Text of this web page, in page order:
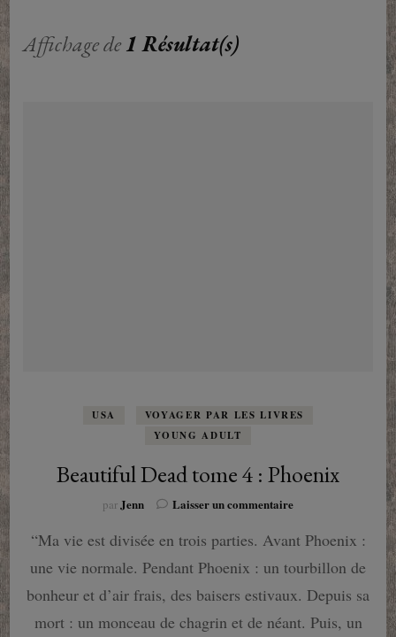
Affichage de1 Résultat(s)
USA
VOYAGER PAR LES LIVRES
YOUNG ADULT
Beautiful Dead tome 4 : Phoenix
par Jenn Laisser un commentairesur
Dead
4
:
Phoenix
“Ma vie est divisée en trois parties. Avant Phoenix :
une vie normale. Pendant Phoenix : un tourbillon de
bonheur et d’air frais, des baisers estivaux. Depuis sa
mort : un monceau de chagrin et de néant. Puis, un